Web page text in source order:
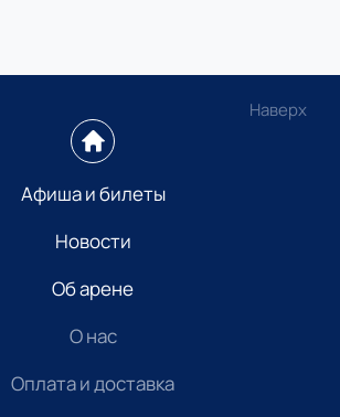
Наверх
Афиша и билеты
Новости
Об арене
О нас
Оплата и доставка